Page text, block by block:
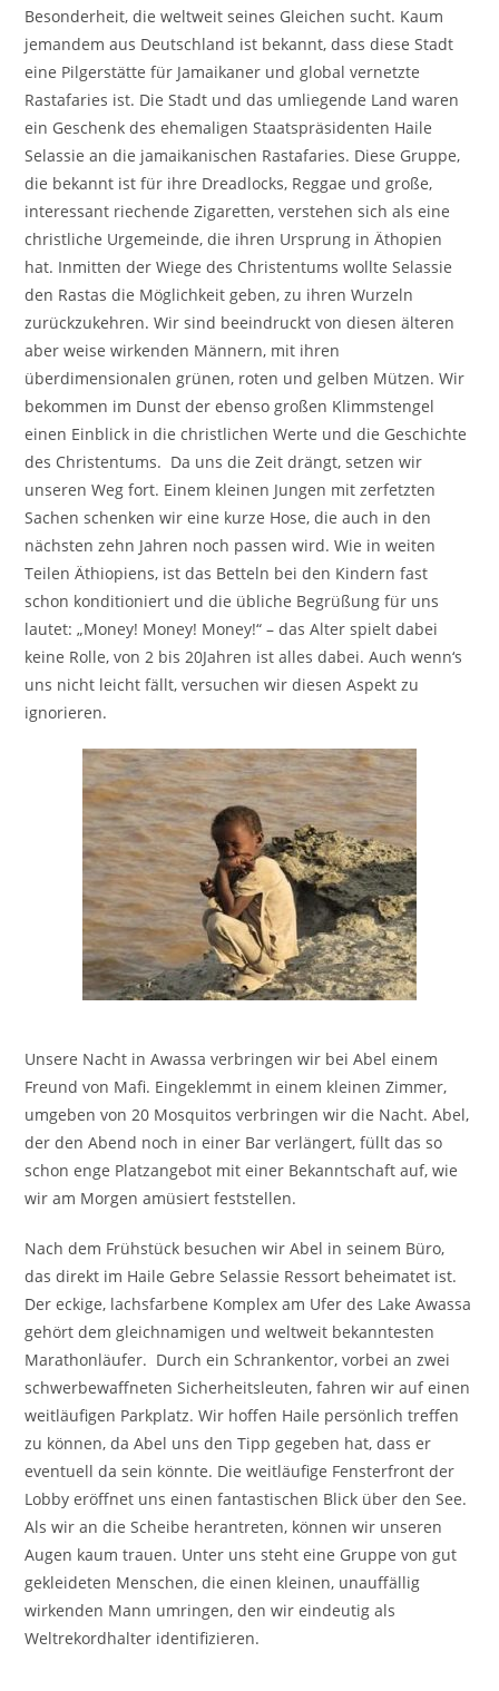
Besonderheit, die weltweit seines Gleichen sucht. Kaum
jemandem aus Deutschland ist bekannt, dass diese Stadt
eine Pilgerstätte für Jamaikaner und global vernetzte
Rastafaries ist. Die Stadt und das umliegende Land waren
ein Geschenk des ehemaligen Staatspräsidenten Haile
Selassie an die jamaikanischen Rastafaries. Diese Gruppe,
die bekannt ist für ihre Dreadlocks, Reggae und große,
interessant riechende Zigaretten, verstehen sich als eine
christliche Urgemeinde, die ihren Ursprung in Äthopien
hat. Inmitten der Wiege des Christentums wollte Selassie
den Rastas die Möglichkeit geben, zu ihren Wurzeln
zurückzukehren. Wir sind beeindruckt von diesen älteren
aber weise wirkenden Männern, mit ihren
überdimensionalen grünen, roten und gelben Mützen. Wir
bekommen im Dunst der ebenso großen Klimmstengel
einen Einblick in die christlichen Werte und die Geschichte
des Christentums. Da uns die Zeit drängt, setzen wir
unseren Weg fort. Einem kleinen Jungen mit zerfetzten
Sachen schenken wir eine kurze Hose, die auch in den
nächsten zehn Jahren noch passen wird. Wie in weiten
Teilen Äthiopiens, ist das Betteln bei den Kindern fast
schon konditioniert und die übliche Begrüßung für uns
lautet: „Money! Money! Money!“ – das Alter spielt dabei
keine Rolle, von 2 bis 20Jahren ist alles dabei. Auch wenn‘s
uns nicht leicht fällt, versuchen wir diesen Aspekt zu
ignorieren.
Unsere Nacht in Awassa verbringen wir bei Abel einem
Freund von Mafi. Eingeklemmt in einem kleinen Zimmer,
umgeben von 20 Mosquitos verbringen wir die Nacht. Abel,
der den Abend noch in einer Bar verlängert, füllt das so
schon enge Platzangebot mit einer Bekanntschaft auf, wie
wir am Morgen amüsiert feststellen.
Nach dem Frühstück besuchen wir Abel in seinem Büro,
das direkt im Haile Gebre Selassie Ressort beheimatet ist.
Der eckige, lachsfarbene Komplex am Ufer des Lake Awassa
gehört dem gleichnamigen und weltweit bekanntesten
Marathonläufer. Durch ein Schrankentor, vorbei an zwei
schwerbewaffneten Sicherheitsleuten, fahren wir auf einen
weitläufigen Parkplatz. Wir hoffen Haile persönlich treffen
zu können, da Abel uns den Tipp gegeben hat, dass er
eventuell da sein könnte. Die weitläufige Fensterfront der
Lobby eröffnet uns einen fantastischen Blick über den See.
Als wir an die Scheibe herantreten, können wir unseren
Augen kaum trauen. Unter uns steht eine Gruppe von gut
gekleideten Menschen, die einen kleinen, unauffällig
wirkenden Mann umringen, den wir eindeutig als
Weltrekordhalter identifizieren.